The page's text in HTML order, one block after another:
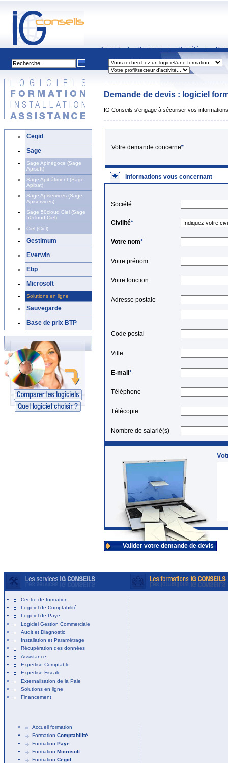
Accueil | Services | Société |
Cegid
Sage
Sage Apinégoce (Sage
Apisoft)
Sage Apibâtiment (Sage
Apibat)
Sage Apiservices (Sage
Apiservices)
Sage 50cloud Ciel (Sage
50cloud Ciel)
Ciel (Ciel)
Gestimum
Everwin
Ebp
Microsoft
Solutions en ligne
Sauvegarde
Base de prix BTP
Demande de devis : logiciel
IG Conseils s'engage à sécuriser vos
Votre demande concerne*
Informations vous concernant
Société
Civilité*
Votre nom*
Votre prénom
Votre fonction
Adresse postale
Code postal
Ville
E-mail *
Téléphone
Télécopie
Nombre de salarié(s)
Valider votre demande de devis
Centre de formation
Logiciel de Comptabilité
Logiciel de Paye
Logiciel Gestion Commerciale
Audit et Diagnostic
Installation et Paramétrage
Récupération des données
Assistance
Expertise Comptable
Expertise Fiscale
Externalisation de la Paie
Solutions en ligne
Financement
Accueil formation
Formation Comptabilité
Formation Paye
Formation Microsoft
Formation Cegid